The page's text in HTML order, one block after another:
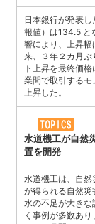
日本銀行が発表
報値）は134.5 と
響により、上昇
来、３年２カ月
ト上昇を最終価
業間で取引する
上昇した。
水道機工が自然
置を開発
水道機工は、自
が得られる自然
水の不足が大き
く事例が多数あ